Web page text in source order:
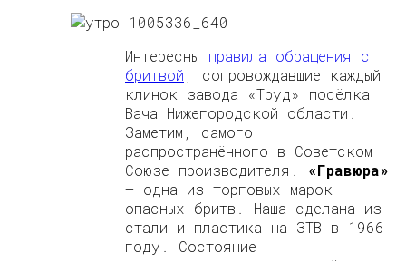
Интересны правила обращения с
бритвой , сопровождавшие каждый
клинок завода «Труд» посёлка
Вача Нижегородской области.
Заметим, самого
распространённого в Советском
Союзе производителя. «Гравюра»
— одна из торговых марок
опасных бритв. Наша сделана из
стали и пластика на ЗТВ в 1966
году. Состояние